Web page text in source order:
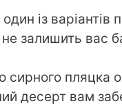
із
не залишить вас
сирного пляцка
десерт вам